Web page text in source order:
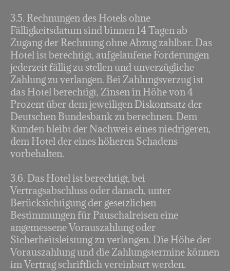
3.5. Rechnungen des Hotels ohne
Fälligkeitsdatum sind binnen 14 Tagen ab
Zugang der Rechnung ohne Abzug zahlbar. Das
Hotel ist berechtigt, aufgelaufene Forderungen
jederzeit fällig zu stellen und unverzügliche
Zahlung zu verlangen. Bei Zahlungsverzug ist
das Hotel berechtigt, Zinsen in Höhe von 4
Prozent über dem jeweiligen Diskontsatz der
Deutschen Bundesbank zu berechnen. Dem
Kunden bleibt der Nachweis eines niedrigeren,
dem Hotel der eines höheren Schadens
vorbehalten.
3.6. Das Hotel ist berechtigt, bei
Vertragsabschluss oder danach, unter
Berücksichtigung der gesetzlichen
Bestimmungen für Pauschalreisen eine
angemessene Vorauszahlung oder
Sicherheitsleistung zu verlangen. Die Höhe der
Vorauszahlung und die Zahlungstermine können
im Vertrag schriftlich vereinbart werden.